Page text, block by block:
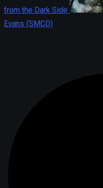
from the Dark Side
Evans (SMCD)